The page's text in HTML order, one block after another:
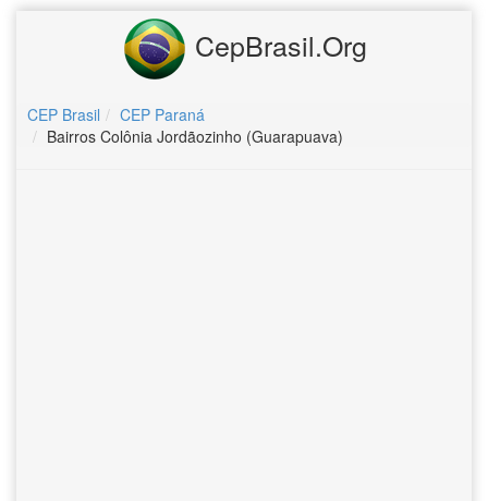
CepBrasil.Org
CEP Brasil
CEP Paraná
Bairros Colônia Jordãozinho (Guarapuava)